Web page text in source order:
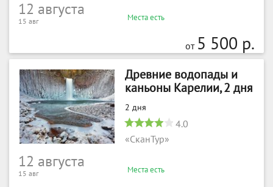
12 августа
15 авг Места есть
от 5 500 р.
Древние водопады и
каньоны Карелии, 2 дня
2 дня
4.0
«СканТур»
12 августа
15 авг Места есть